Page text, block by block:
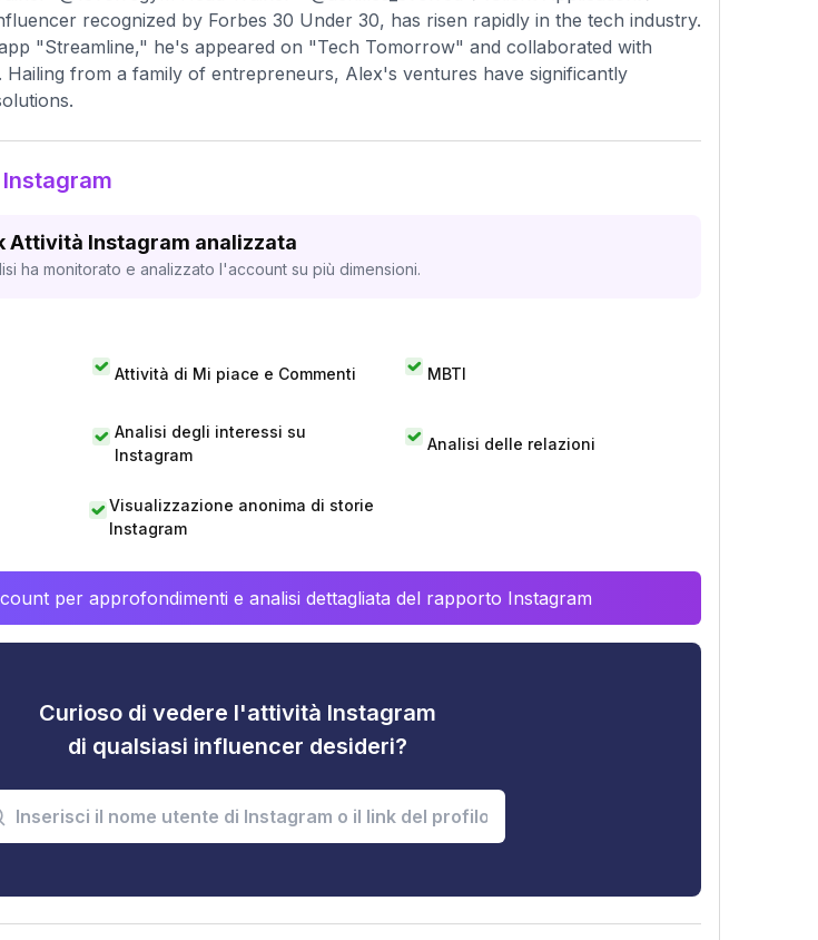
recognized by Forbes 30 Under 30, has risen rapidly in the tech industry.
"Streamline," he's appeared on "Tech Tomorrow" and collaborated with
Hailing from a family of entrepreneurs, Alex's ventures have significantly
Attività Instagram analizzata
ha monitorato e analizzato l'account su più dimensioni.
Attività di Mi piace e Commenti MBTI
Analisi degli interessi su
Instagram
Analisi delle relazioni
Visualizzazione anonima di storie
Instagram
per approfondimenti e analisi dettagliata del rapporto Instagram
Curioso di vedere l'attività Instagram
di qualsiasi influencer desideri?